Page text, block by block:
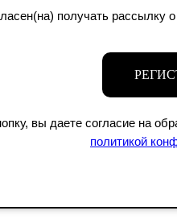
получать рассылку
вы даете согласие на
политикой